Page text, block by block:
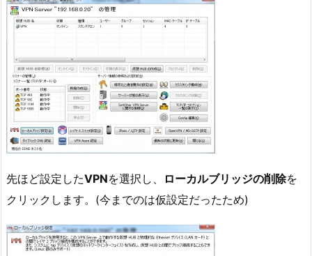
先ほど設定したVPNを選択し、 ローカルブリッジの削除を
クリックします。(今までのは仮設定だったため)